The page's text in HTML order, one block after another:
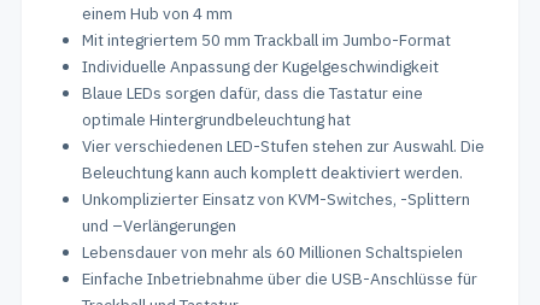
einem Hub von 4 mm
Mit integriertem 50 mm Trackball im Jumbo-Format
Individuelle Anpassung der Kugelgeschwindigkeit
Blaue LEDs sorgen dafür, dass die Tastatur eine
optimale Hintergrundbeleuchtung hat
Vier verschiedenen LED-Stufen stehen zur Auswahl. Die
Beleuchtung kann auch komplett deaktiviert werden.
Unkomplizierter Einsatz von KVM-Switches, -Splittern
und –Verlängerungen
Lebensdauer von mehr als 60 Millionen Schaltspielen
Einfache Inbetriebnahme über die USB-Anschlüsse für